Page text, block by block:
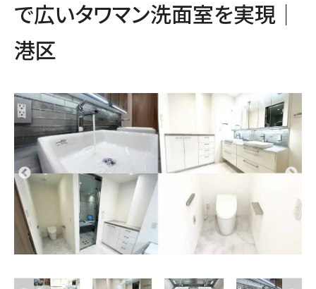
で広いタワマン洗面室を実現｜
港区